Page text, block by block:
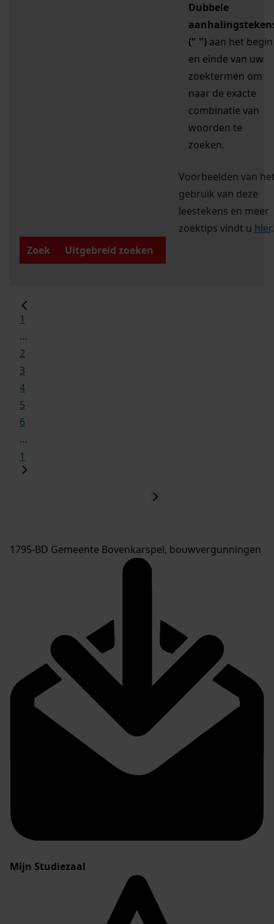
Dubbele
(" ") aan het begin
en einde van uw
zoektermen om
naar de exacte
combinatie van
woorden te
zoeken.
Voorbeelden van
gebruik van deze
leestekens en meer
zoektips vindt u hier.
Zoek
Uitgebreid zoeken
1
...
2
3
4
5
6
...
1
1795-BD Gemeente Bovenkarspel, bouwvergunningen
Mijn Studiezaal